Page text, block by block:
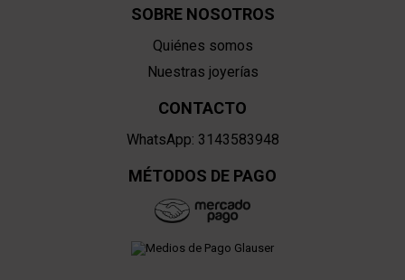
SOBRE NOSOTROS
Quiénes somos
Nuestras joyerías
CONTACTO
WhatsApp: 3143583948
MÉTODOS DE PAGO